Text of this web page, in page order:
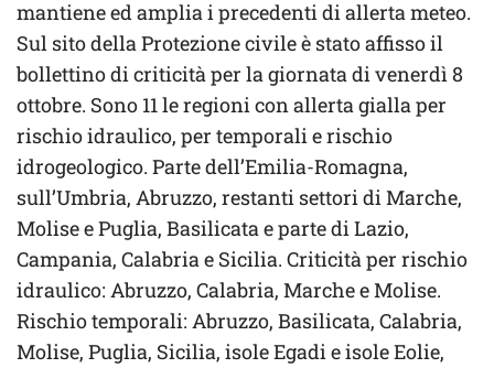
mantiene ed amplia i precedenti di allerta meteo.
Sul sito della Protezione civile è stato affisso il
bollettino di criticità per la giornata di venerdì 8
ottobre. Sono 11 le regioni con allerta gialla per
rischio idraulico, per temporali e rischio
idrogeologico. Parte dell’Emilia-Romagna,
sull’Umbria, Abruzzo, restanti settori di Marche,
Molise e Puglia, Basilicata e parte di Lazio,
Campania, Calabria e Sicilia. Criticità per rischio
idraulico: Abruzzo, Calabria, Marche e Molise.
Rischio temporali: Abruzzo, Basilicata, Calabria,
Molise, Puglia, Sicilia, isole Egadi e isole Eolie,